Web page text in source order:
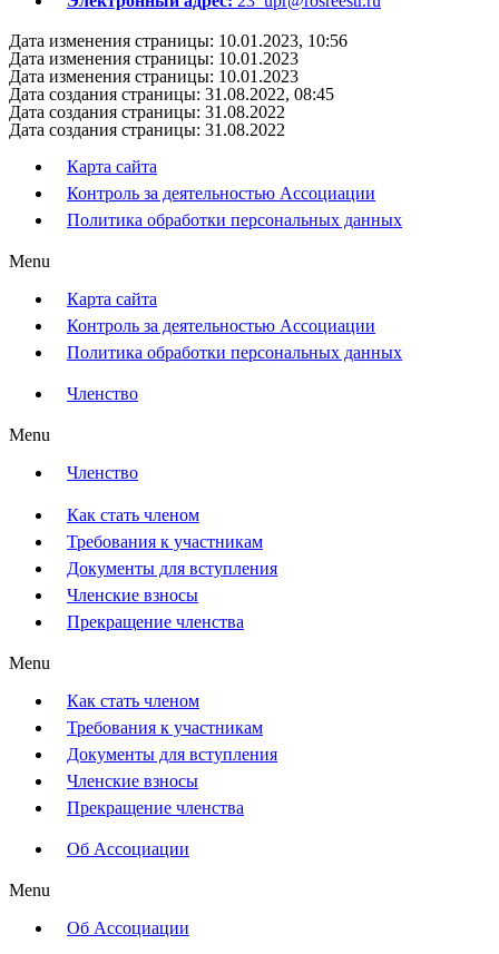
Дата изменения страницы: 10.01.2023, 10:56
Дата изменения страницы: 10.01.2023
Дата изменения страницы: 10.01.2023
Дата создания страницы: 31.08.2022, 08:45
Дата создания страницы: 31.08.2022
Дата создания страницы: 31.08.2022
Карта сайта
Контроль за деятельностью Ассоциации
Политика обработки персональных данных
Menu
Карта сайта
Контроль за деятельностью Ассоциации
Политика обработки персональных данных
Членство
Menu
Членство
Как стать членом
Требования к участникам
Документы для вступления
Членские взносы
Прекращение членства
Menu
Как стать членом
Требования к участникам
Документы для вступления
Членские взносы
Прекращение членства
Об Ассоциации
Menu
Об Ассоциации